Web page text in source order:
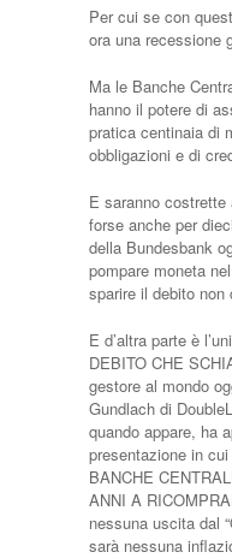
Per cui se con
ora una recessione
Ma le Banche
hanno il potere di
pratica centinaia di
obbligazioni e di
E saranno
forse anche per
della Bundesbank
pompare moneta
sparire il debito non
E d’altra parte è
DEBITO CHE
gestore al mondo
Gundlach di
quando appare, ha
presentazione in
BANCHE
ANNI A
nessuna uscita dal
sarà nessuna